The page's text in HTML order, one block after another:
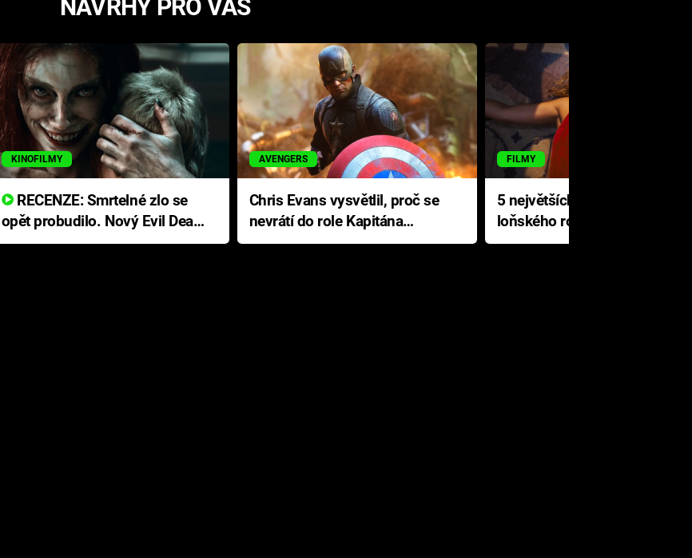
NÁVRHY PRO VÁS
KINOFILMY
RECENZE: Smrtelné zlo se
opět probudilo. Nový Evil Dead
přichází s neodolatelnou
AVENGERS
Chris Evans vysvětlil, proč se
nevrátí do role Kapitána
Ameriky
FILMY
5 největších propadáků
loňského roku: Disney na
jediné katastrofě prodělal 200